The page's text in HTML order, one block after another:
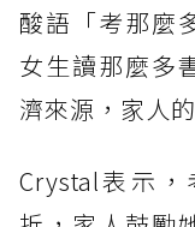
酸語「考那麼
女生讀那麼多
濟來源，家人
Crystal表示